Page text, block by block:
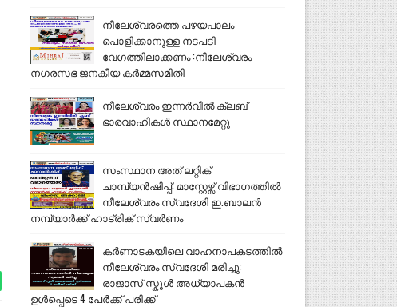
നീലേശ്വരത്തെ പഴയപാലം
പൊളിക്കാനുള്ള നടപടി
വേഗത്തിലാക്കണം :നീലേശ്വരം
നഗരസഭ ജനകീയ കർമ്മസമിതി
നീലേശ്വരം ഇന്നർവീൽ ക്ലബ്
ഭാരവാഹികൾ സ്ഥാനമേറ്റു
സംസ്ഥാന അത് ലറ്റിക്
ചാമ്പ്യൻഷിപ്പ്: മാസ്റ്റേഴ്സ് വിഭാഗത്തിൽ
നീലേശ്വരം സ്വദേശി ഇ.ബാലൻ
നമ്പ്യാർക്ക് ഹാട്രിക് സ്വർണം
കർണാടകയിലെ വാഹനാപകടത്തിൽ
നീലേശ്വരം സ്വദേശി മരിച്ചു:
രാജാസ് സ്കൂൾ അധ്യാപകൻ
ഉൾപ്പെടെ 4 പേർക്ക് പരിക്ക്